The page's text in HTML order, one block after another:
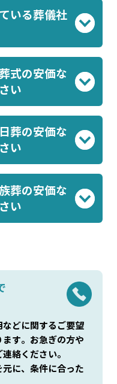
会葬祭ルネス関
葬のファミラル
ます。
いる葬儀社
、有限会社得重
を実施していま
能です。
式の安価な
い
のプラン(¥90,200)
んでご案内可能で
葬の安価な
い
プラン(¥324,500)
んでご案内可能で
葬の安価な
い
内可能です。
どに関するご要望
す。お急ぎの方や
絡ください。
に、条件に合った